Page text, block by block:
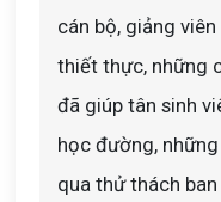
cán bộ, giảng
thiết thực, những
đã giúp tân sinh
học đường,
qua thử thách ban